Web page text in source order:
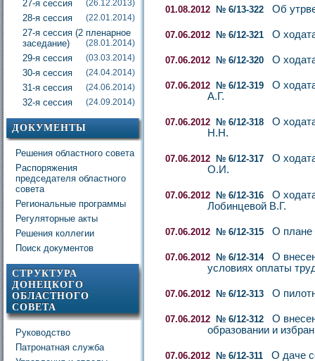
27-я сессия (26.12.2013)
28-я сессия (22.01.2014)
27-я сессия (2 пленарное
заседание)
(28.01.2014)
29-я сессия (03.03.2014)
30-я сессия (24.04.2014)
31-я сессия (24.06.2014)
32-я сессия (24.09.2014)
ДОКУМЕНТЫ
Решения областного совета
Распоряжения
председателя областного
совета
Региональные программы
Регуляторные акты
Решения коллегии
Поиск документов
СТРУКТУРА
ДОНЕЦКОГО
ОБЛАСТНОГО
СОВЕТА
Руководство
Патронатная служба
01.08.2012 № 6/13-322 Об
07.06.2012 № 6/12-321 О
07.06.2012 № 6/12-320 О
07.06.2012 № 6/12-319
О
А.Г.
07.06.2012 № 6/12-318
О
Н.Н.
07.06.2012 № 6/12-317
О
О.И.
07.06.2012 № 6/12-316
О
Лобинцевой В.Г.
07.06.2012 № 6/12-315 О плане
07.06.2012 № 6/12-314
О
условиях оплаты
07.06.2012 № 6/12-313 О
07.06.2012 № 6/12-312
О
образовании и
07.06.2012 № 6/12-311
О даче